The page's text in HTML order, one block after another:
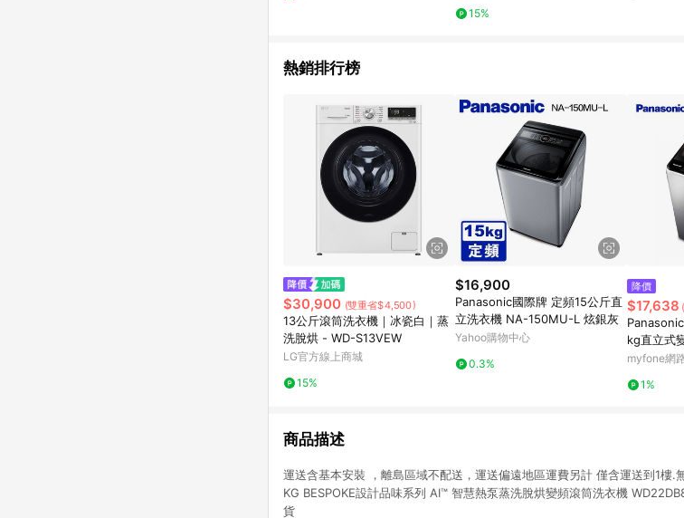
15%
熱銷排行榜
$30,900 (雙重省$4,500)
13公斤滾筒洗衣機｜冰瓷白｜蒸
洗脫烘 - WD-S13VEW
LG官方線上商城
15%
$16,900
Panasonic國際牌 定頻15公斤直
立洗衣機 NA-150MU-L 炫銀灰
Yahoo購物中心
0.3%
降價
$17,638
kg直立式
BS-S -含
myfone網
1%
商品描述
運送含基本安裝 ，離島區域不配送，運送偏遠地區運費另計 僅含運送到1樓
KG BESPOKE設計品味系列 AI™ 智慧熱泵蒸洗脫烘變頻滾筒洗衣機
貨